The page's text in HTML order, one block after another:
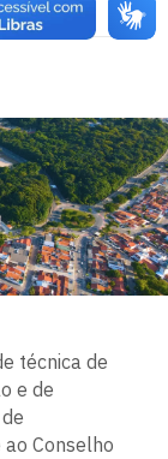
técnica de
e de
Conselho